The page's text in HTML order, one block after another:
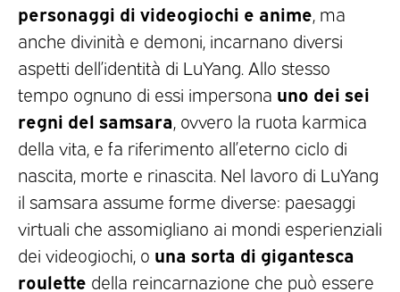
personaggi di videogiochi e anime , ma
anche divinità e demoni, incarnano diversi
aspetti dell’identità di LuYang. Allo stesso
tempo ognuno di essi impersona uno dei sei
regni del samsara , ovvero la ruota karmica
della vita, e fa riferimento all’eterno ciclo di
nascita, morte e rinascita. Nel lavoro di LuYang
il samsara assume forme diverse: paesaggi
virtuali che assomigliano ai mondi esperienziali
dei videogiochi, o una sorta di gigantesca
roulette della reincarnazione che può essere